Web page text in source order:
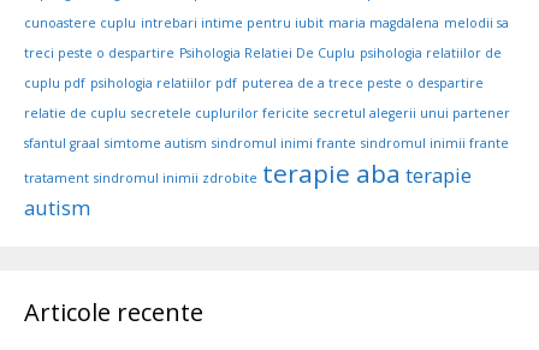
cunoastere cuplu intrebari intime pentru iubit maria magdalena melodii sa
treci peste o despartire Psihologia Relatiei De Cuplu psihologia relatiilor de
cuplu pdf psihologia relatiilor pdf puterea de a trece peste o despartire
relatie de cuplu secretele cuplurilor fericite secretul alegerii unui partener
sfantul graal simtome autism sindromul inimi frante sindromul inimii frante
tratament sindromul inimii zdrobite terapie aba terapie
autism
Articole recente